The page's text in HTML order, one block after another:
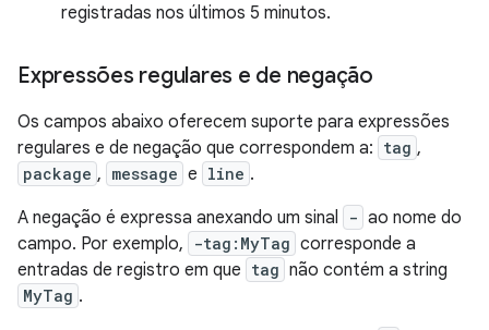
registradas nos últimos 5 minutos.
Expressões regulares e de negação
Os campos abaixo oferecem suporte para expressões
regulares e de negação que correspondem a: tag ,
package , message e line .
A negação é expressa anexando um sinal
- ao nome do
campo. Por exemplo,
-tag:MyTag corresponde a
entradas de registro em que tag não contém a string
MyTag .